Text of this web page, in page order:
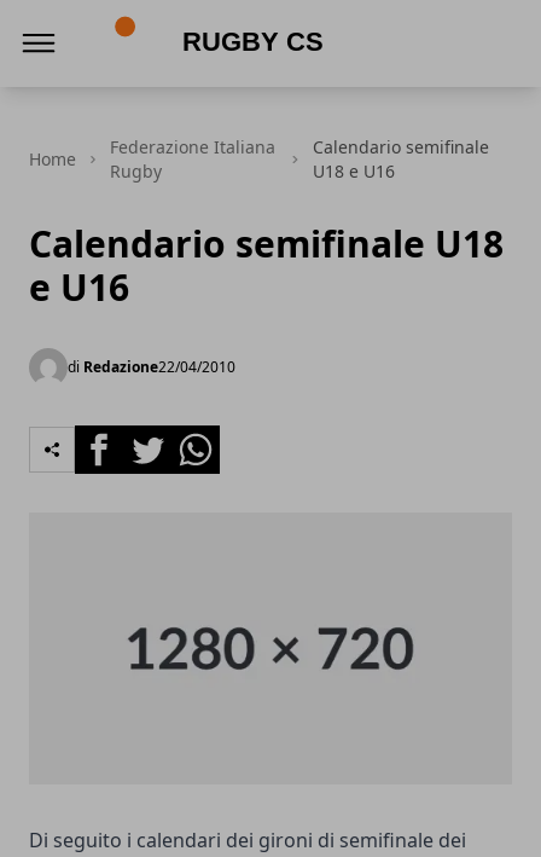
Home
Federazione Italiana
Rugby
Calendario semifinale
U18 e U16
Calendario semifinale U18
e U16
di Redazione22/04/2010
FacebookTwitterWhatsapp
Di seguito i calendari dei gironi di semifinale dei